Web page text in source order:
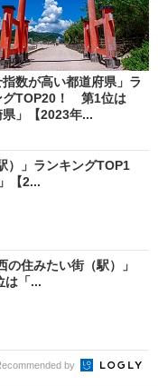
指数が高い都道府県」ラ
グTOP20！ 第1位は
県」【2023年...
）」ランキングTOP1
【2...
の住みたい街（駅）」
は「...
by